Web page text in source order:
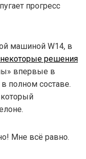
прогресс
машиной W14, в
решения
впервые в
полном составе.
который
Мне всё равно.